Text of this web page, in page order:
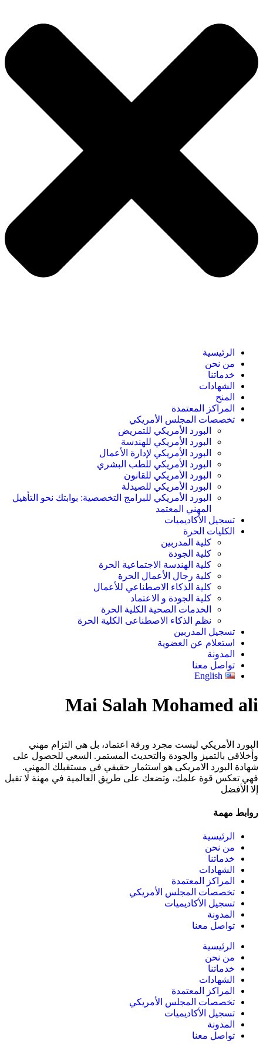
الرئيسية
من نحن
خدماتنا
الشهادات
المنح
المراكز المعتمدة
تخصصات المجلس الأمريكي
البورد الأمريكي للتمريض
البورد الأمريكي للهندسة
البورد الأمريكي لإدارة الأعمال
البورد الأمريكي للطب البشري
البورد الأمريكي للقانون
البورد الأمريكي للصيدلة
البورد الأمريكي للبرامج التخصصية: بوابتك نحو التأهيل
المهني المعتمد
تسجيل الأكاديميات
الكليات الحرة
كلية المدربين
كلية الجودة
كلية الهندسة الاجتماعية الحرة
كلية رجال الأعمال الحرة
كلية الذكاء الاصطناعي للأعمال
كلية الجودة و الاعتماد
الخدمات الصحية الكلية الحرة
نظم الذكاء الاصطناعى الكلية الحرة
تسجيل المدربين
استعلام عن العضوية
المدونة
تواصل معنا
English
Mai Salah Mohamed ali
البورد الأمريكي ليست مجرد ورقة اعتماد، بل هي التزام مهني
وأخلاقي بالتميز والجودة والتحديث المستمر. السعي للحصول على
شهادة البورد الامريكى هو استثمار حقيقي في مستقبلك المهني.
فهي تعكس قوة علمك، وتضعك على طريق العالمية في مهنة لا تقبل
إلا الأفضل
روابط مهمة
الرئيسية
من نحن
خدماتنا
الشهادات
المراكز المعتمدة
تخصصات المجلس الأمريكي
تسجيل الأكاديميات
المدونة
تواصل معنا
الرئيسية
من نحن
خدماتنا
الشهادات
المراكز المعتمدة
تخصصات المجلس الأمريكي
تسجيل الأكاديميات
المدونة
تواصل معنا